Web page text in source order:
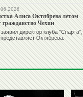
Алиса Октябрева летом
гражданство Чехии
директор клуба "Спарта",
Октябрева.